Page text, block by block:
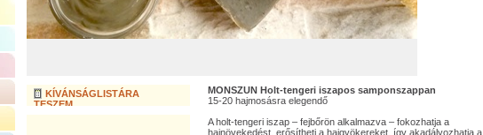
KÍVÁNSÁGLISTÁRA
TESZEM
MONSZUN Holt-tengeri iszapos samponszappan
15-20 hajmosásra elegendő
A holt-tengeri iszap – fejbőrön alkalmazva – fokozhatja a
hajnövekedést, erősítheti a hajgyökereket, így akadályozhatja a